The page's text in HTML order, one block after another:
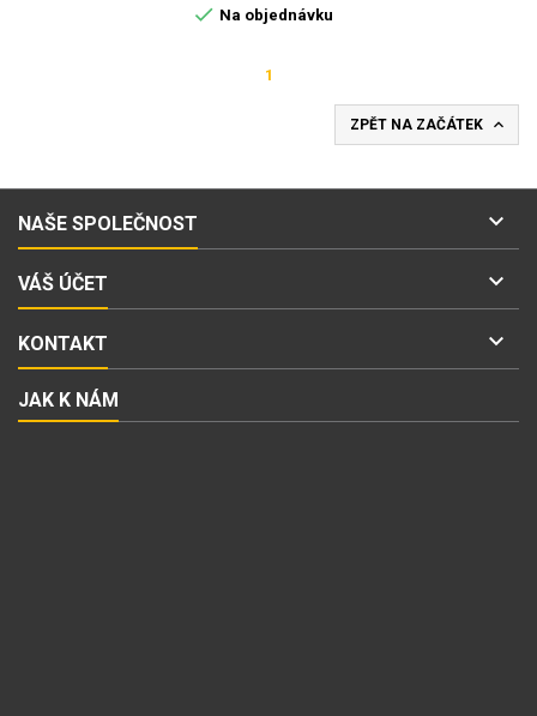
 Na objednávku
1
ZPĚT NA ZAČÁTEK 
NAŠE SPOLEČNOST 
VÁŠ ÚČET 
KONTAKT 
JAK K NÁM